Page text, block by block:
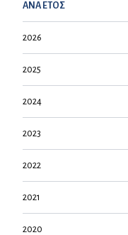
ΑΝΑ ΕΤΟΣ
2026
2025
2024
2023
2022
2021
2020